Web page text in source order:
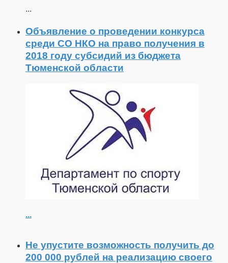
...
Объявление о проведении конкурса
среди СО НКО на право получения в
2018 году субсидий из бюджета
Тюменской области
...
Не упустите возможность получить до
200 000 рублей на реализацию своего